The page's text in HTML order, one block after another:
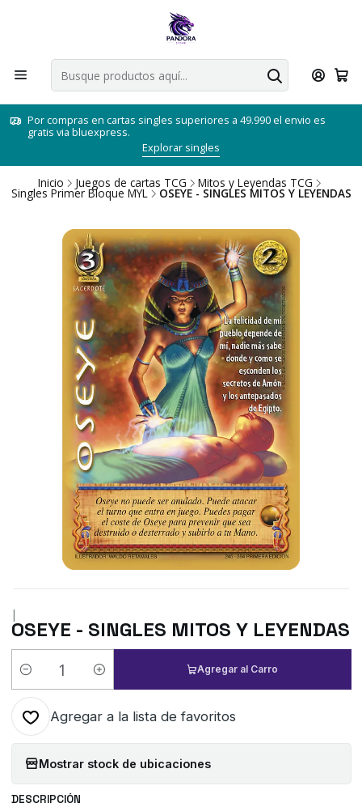
Por compras en cartas singles superiores a 49.990 el envio es
gratis via bluexpress.
Explorar singles
Inicio Juegos de cartas TCG Mitos y Leyendas TCG
Singles Primer Bloque MYL OSEYE - SINGLES MITOS Y LEYENDAS
|
OSEYE - SINGLES MITOS Y LEYENDAS
Cantidad
Agregar al Carro
Agregar a la lista de favoritos
Mostrar stock de ubicaciones
DESCRIPCIÓN